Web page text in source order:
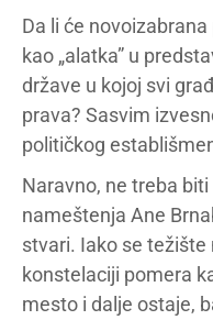
Da li će
kao „alatka” u
države u kojoj svi
prava? Sasvim
političkog
Naravno, ne treba
nameštenja Ane
stvari. Iako se
konstelaciji pomera
mesto i dalje ostaje,